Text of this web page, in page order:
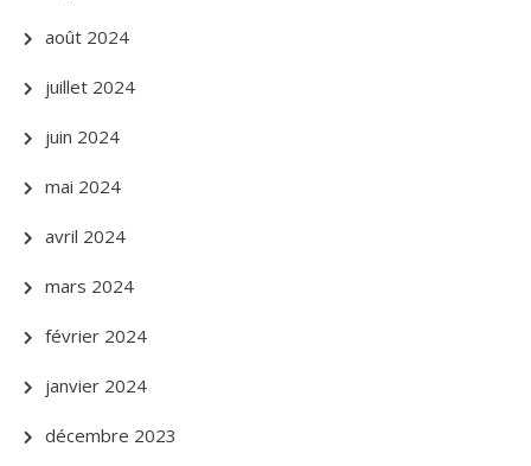
août 2024
juillet 2024
juin 2024
mai 2024
avril 2024
mars 2024
février 2024
janvier 2024
décembre 2023